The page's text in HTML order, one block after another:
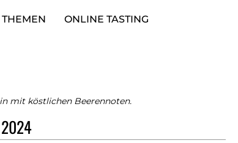
THEMEN ONLINE TASTING
mit köstlichen Beerennoten.